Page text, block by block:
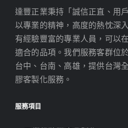
達豐正業秉持「誠信正直、用
以專業的精神，高度的熱忱深
有經驗豐富的專業人員，可以
適合的品項。我們服務客群位
台中、台南、高雄，提供台灣
膠客製化服務。
服務項目